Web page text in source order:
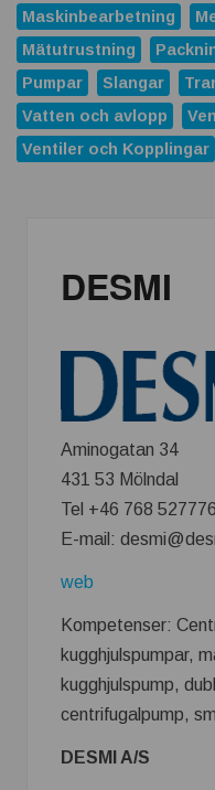
Maskinbearbetning
Mätutrustning
Pumpar
Slangar
Vatten och avlopp
Ventiler och Kopplingar
DESMI
Aminogatan 34
431 53 Mölndal
Tel +46 768 527776
E-mail:
web
Kompetenser:
kugghjulspumpar,
kugghjulspump,
centrifugalpump,
DESMI A/S